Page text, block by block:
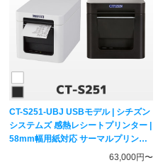
CT-S251-UBJ USBモデル | シチズン
システムズ 感熱レシートプリンター |
58mm幅用紙対応 サーマルプリンタ
63,000円〜